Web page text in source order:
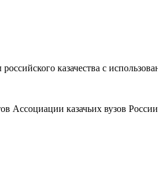
казачества с
Ассоциации казачьих вузов